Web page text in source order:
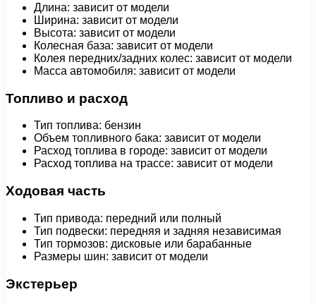
Длина: зависит от модели
Ширина: зависит от модели
Высота: зависит от модели
Колесная база: зависит от модели
Колея передних/задних колес: зависит от модели
Масса автомобиля: зависит от модели
Топливо и расход
Тип топлива: бензин
Объем топливного бака: зависит от модели
Расход топлива в городе: зависит от модели
Расход топлива на трассе: зависит от модели
Ходовая часть
Тип привода: передний или полный
Тип подвески: передняя и задняя независимая
Тип тормозов: дисковые или барабанные
Размеры шин: зависит от модели
Экстерьер